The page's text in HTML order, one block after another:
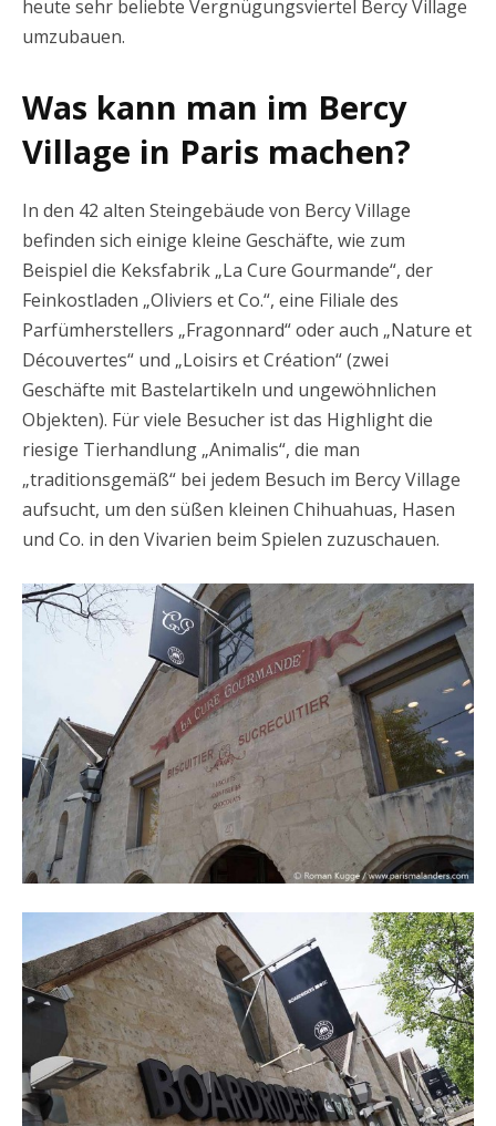
heute sehr beliebte Vergnügungsviertel Bercy Village
umzubauen.
Was kann man im Bercy
Village in Paris machen?
In den 42 alten Steingebäude von Bercy Village
befinden sich einige kleine Geschäfte, wie zum
Beispiel die Keksfabrik „La Cure Gourmande“, der
Feinkostladen „Oliviers et Co.“, eine Filiale des
Parfümherstellers „Fragonnard“ oder auch „Nature et
Découvertes“ und „Loisirs et Création“ (zwei
Geschäfte mit Bastelartikeln und ungewöhnlichen
Objekten). Für viele Besucher ist das Highlight die
riesige Tierhandlung „Animalis“, die man
„traditionsgemäß“ bei jedem Besuch im Bercy Village
aufsucht, um den süßen kleinen Chihuahuas, Hasen
und Co. in den Vivarien beim Spielen zuzuschauen.